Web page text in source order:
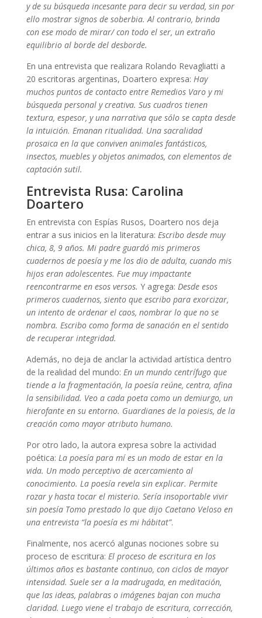
y de su búsqueda incesante para decir su verdad, sin por
ello mostrar signos de soberbia. Al contrario, brinda
con ese modo de mirar/ con todo el ser, un extraño
equilibrio al borde del desborde.
En una entrevista que realizara Rolando Revagliatti a
20 escritoras argentinas, Doartero expresa: Hay
muchos puntos de contacto entre Remedios Varo y mi
búsqueda personal y creativa. Sus cuadros tienen
textura, espesor, y una narrativa que sólo se capta desde
la intuición. Emanan ritualidad. Una sacralidad
prosaica en la que conviven animales fantásticos,
insectos, muebles y objetos animados, con elementos de
captación sutil.
Entrevista Rusa: Carolina
Doartero
En entrevista con Espías Rusos, Doartero nos deja
entrar a sus inicios en la literatura: Escribo desde muy
chica, 8, 9 años. Mi padre guardó mis primeros
cuadernos de poesía y me los dio de adulta, cuando mis
hijos eran adolescentes. Fue muy impactante
reencontrarme en esos versos. Y agrega: Desde esos
primeros cuadernos, siento que escribo para exorcizar,
un intento de ordenar el caos, nombrar lo que no se
nombra. Escribo como forma de sanación en el sentido
de recuperar integridad.
Además, no deja de anclar la actividad artística dentro
de la realidad del mundo: En un mundo centrífugo que
tiende a la fragmentación, la poesía reúne, centra, afina
la sensibilidad. Veo a cada poeta como un demiurgo, un
hierofante en su entorno. Guardianes de la poiesis, de la
creación como mayor atributo humano.
Por otro lado, la autora expresa sobre la actividad
poética: La poesía para mí es un modo de estar en la
vida. Un modo perceptivo de acercamiento al
conocimiento. La poesía revela sin explicar. Permite
rozar y hasta tocar el misterio. Sería insoportable vivir
sin poesía Tomo prestado lo que dijo Caetano Veloso en
una entrevista “la poesía es mi hábitat”.
Finalmente, nos acercó algunas nociones sobre su
proceso de escritura: El proceso de escritura en los
últimos años es bastante continuo, con ciclos de mayor
intensidad. Suele ser a la madrugada, en meditación,
que las ideas, palabras o imágenes bajan con mucha
claridad. Luego viene el trabajo de escritura, corrección,